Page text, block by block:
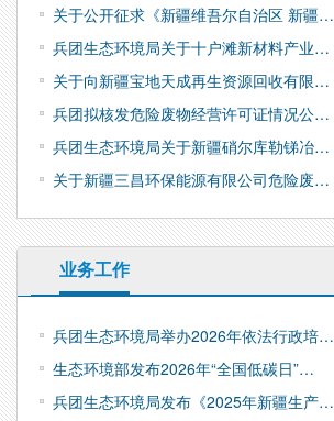
关于公开征求《新疆维吾尔自治区 新疆…
兵团生态环境局关于十户滩新材料产业…
关于向新疆宝地天成再生资源回收有限…
兵团拟核发危险废物经营许可证情况公…
兵团生态环境局关于新疆硝尔库勒锑冶…
关于新疆三昌环保能源有限公司危险废…
业务工作
兵团生态环境局举办2026年依法行政培…
生态环境部发布2026年“全国低碳日”…
兵团生态环境局发布《2025年新疆生产…